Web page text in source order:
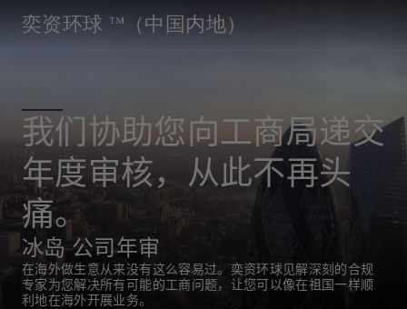
奕资环球 ™（中国内地）
我们协助您向工商局递交
年度审核，从此不再头
痛。
冰岛 公司年审
在海外做生意从来没有这么容易过。奕资环球见解深刻的合规
专家为您解决所有可能的工商问题，让您可以像在祖国一样顺
利地在海外开展业务。